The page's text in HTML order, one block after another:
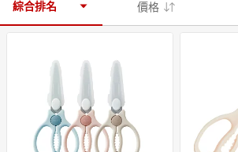
居家生活 3C家電
女裝
日本購物 電子/紙本書
綜合排名 價格